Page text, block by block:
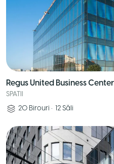
Regus United Business
SPATII
20 Birouri • 12 Săli